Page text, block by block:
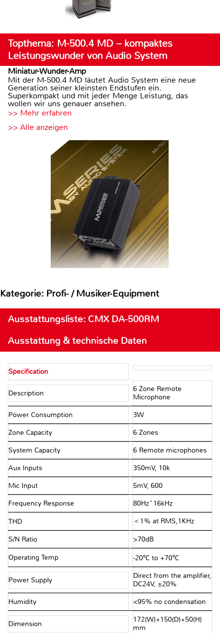
Topthema: M-500.4 MD – kompaktes
Leistungswunder von Audio System
Miniatur-Wunder-Amp
Mit der M-500.4 MD läutet Audio System eine neue
Generation seiner kleinsten Endstufen ein.
Superkompakt und mit jeder Menge Leistung, das
wollen wir uns genauer ansehen.
>> Mehr erfahren
>> Alle anzeigen
Kategorie: Profi- / Musiker-Equipment
Ausstattungsliste: CMX DA-500RM
Ausstattung & technische Daten
Specification
Description
6 Zone Remote
Microphone
Power Consumption 3W
Zone Capacity 6 Zones
System Capacity 6 Remote microphones
Aux Inputs 350mV, 10kΩ
Mic Input 5mV, 600Ω
Frequency Response 80Hz~16kHz
THD ＜1% at RMS,1KHz
S/N Ratio >70dB
Operating Temp -20℃ to +70℃
Power Supply
Direct from the amplifier,
DC24V, ±20%
Humidity <95% no condensation
Dimension
172(W)×150(D)×50(H)
mm